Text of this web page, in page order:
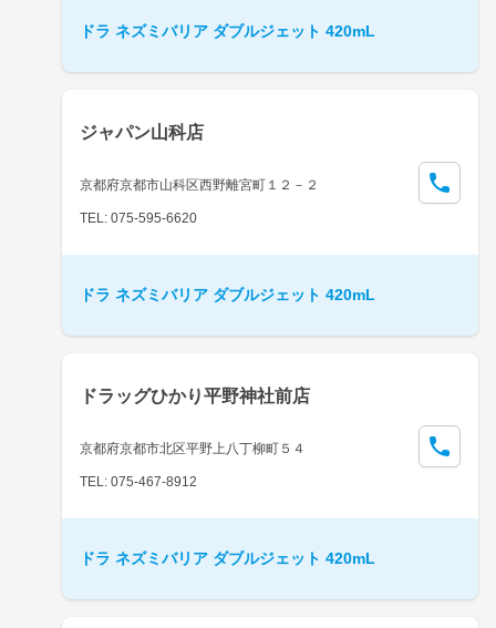
ドラ ネズミバリア ダブルジェット 420mL
ジャパン山科店
京都府京都市山科区西野離宮町１２－２
TEL: 075-595-6620
ドラ ネズミバリア ダブルジェット 420mL
ドラッグひかり平野神社前店
京都府京都市北区平野上八丁柳町５４
TEL: 075-467-8912
ドラ ネズミバリア ダブルジェット 420mL